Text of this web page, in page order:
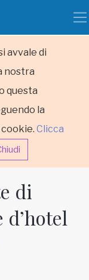
avvale di
nostra
questa
la
cookie. Clicca
di